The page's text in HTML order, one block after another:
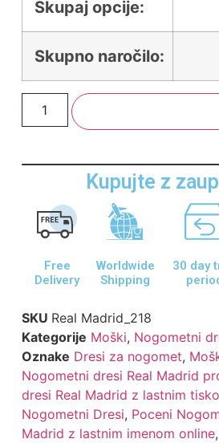
Skupaj opcije:
Skupno naročilo:
Kupujte z
Free
Delivery
Worldwide
Shipping
30 day
SKU Real Madrid_218
Kategorije Moški, Nogometni
Oznake Dresi za nogomet,
Nogometni dresi Real Madrid
dresi Real Madrid z lastnim
Nogometni Dresi, Poceni
Madrid z lastnim imenom online,